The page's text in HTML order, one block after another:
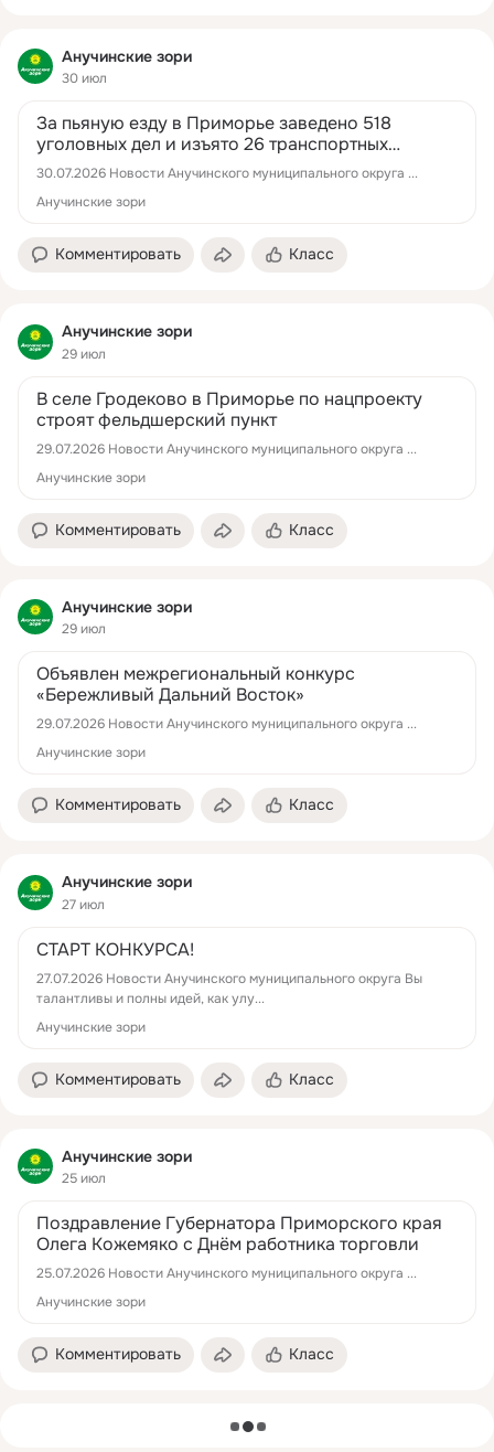
Анучинские зори
30 июл
За пьяную езду в Приморье заведено 518
уголовных дел и изъято 26 транспортных
средств в пользу государства
30.07.2026 Новости Анучинского муниципального округа ...
Анучинские зори
Комментировать Класс
Анучинские зори
29 июл
В селе Гродеково в Приморье по нацпроекту
строят фельдшерский пункт
29.07.2026 Новости Анучинского муниципального округа ...
Анучинские зори
Комментировать Класс
Анучинские зори
29 июл
Объявлен межрегиональный конкурс
«Бережливый Дальний Восток»
29.07.2026 Новости Анучинского муниципального округа ...
Анучинские зори
Комментировать Класс
Анучинские зори
27 июл
СТАРТ КОНКУРСА!
27.07.2026 Новости Анучинского муниципального округа Вы
талантливы и полны идей, как улу...
Анучинские зори
Комментировать Класс
Анучинские зори
25 июл
Поздравление Губернатора Приморского края
Олега Кожемяко с Днём работника торговли
25.07.2026 Новости Анучинского муниципального округа ...
Анучинские зори
Комментировать Класс